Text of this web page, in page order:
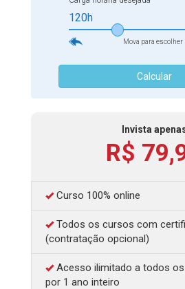
120h
Mova para escolher
Calcular
Invista
R$
Curso 100% online
Todos os cursos com
(contratação opcional)
Acesso ilimitado a todos
por 1 ano inteiro